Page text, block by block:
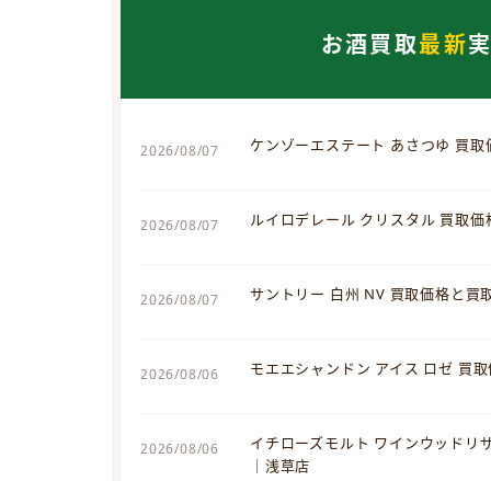
お酒買取最新
2026/08/07 ケンゾーエステート あさつゆ 買
2026/08/07 ルイロデレール クリスタル 買取
2026/08/07 サントリー 白州 NV 買取価格と買
2026/08/06 モエエシャンドン アイス ロゼ 買
2026/08/06
イチローズモルト ワインウッドリ
｜浅草店